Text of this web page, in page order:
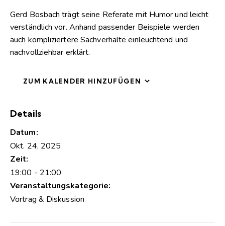
Gerd Bosbach trägt seine Referate mit Humor und leicht
verständlich vor. Anhand passender Beispiele werden
auch kompliziertere Sachverhalte einleuchtend und
nachvollziehbar erklärt.
ZUM KALENDER HINZUFÜGEN
Details
Datum:
Okt. 24, 2025
Zeit:
19:00 - 21:00
Veranstaltungskategorie:
Vortrag & Diskussion